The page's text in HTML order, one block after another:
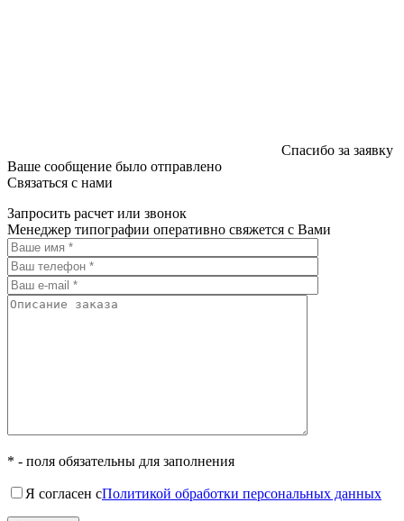
Спасибо за заявку
Ваше сообщение было отправлено
Связаться с нами
Запросить расчет или звонок
Менеджер типографии оперативно свяжется с Вами
* - поля обязательны для заполнения
Я согласен сПолитикой обработки персональных данных